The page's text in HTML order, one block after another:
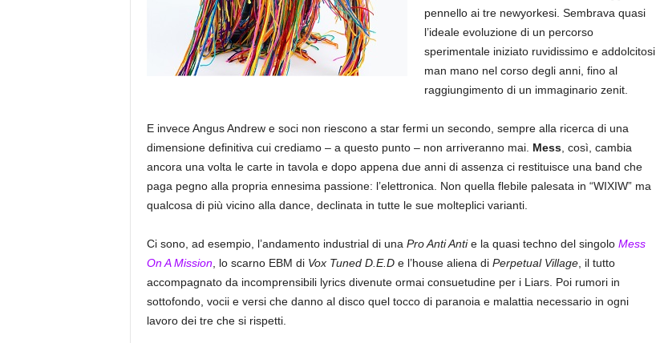
pennello ai tre newyorkesi. Sembrava quasi
l’ideale evoluzione di un percorso
sperimentale iniziato ruvidissimo e addolcitosi
man mano nel corso degli anni, fino al
raggiungimento di un immaginario zenit.
E invece Angus Andrew e soci non riescono a star fermi un secondo, sempre alla ricerca di una
dimensione definitiva cui crediamo – a questo punto – non arriveranno mai. Mess, così, cambia
ancora una volta le carte in tavola e dopo appena due anni di assenza ci restituisce una band che
paga pegno alla propria ennesima passione: l’elettronica. Non quella flebile palesata in “WIXIW” ma
qualcosa di più vicino alla dance, declinata in tutte le sue molteplici varianti.
Ci sono, ad esempio, l’andamento industrial di una Pro Anti Antie la quasi techno del singolo Mess
On A Mission, lo scarno EBM di Vox Tuned D.E.De l’house aliena di Perpetual Village, il tutto
accompagnato da incomprensibili lyrics divenute ormai consuetudine per i Liars. Poi rumori in
sottofondo, vocii e versi che danno al disco quel tocco di paranoia e malattia necessario in ogni
lavoro dei tre che si rispetti.